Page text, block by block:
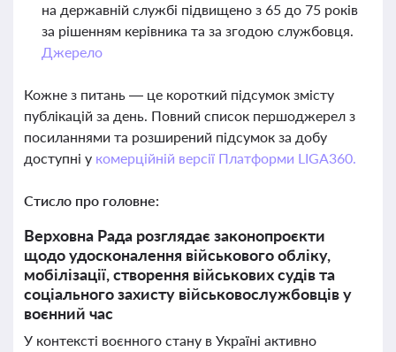
на державній службі підвищено з 65 до 75 років
за рішенням керівника та за згодою службовця.
Джерело
Кожне з питань — це короткий підсумок змісту
публікацій за день. Повний список першоджерел з
посиланнями та розширений підсумок за добу
доступні у комерційній версії Платформи LIGA360.
Стисло про головне:
Верховна Рада розглядає законопроєкти
щодо удосконалення військового обліку,
мобілізації, створення військових судів та
соціального захисту військовослужбовців у
воєнний час
У контексті воєнного стану в Україні активно